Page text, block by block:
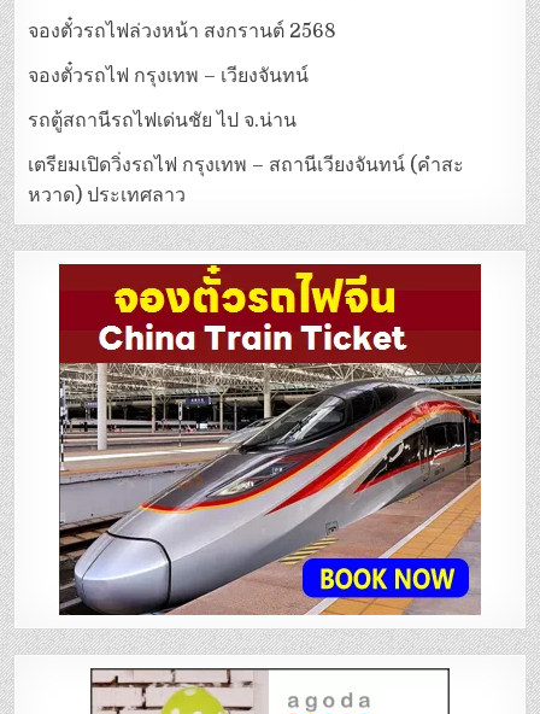
จองตั๋วรถไฟล่วงหน้า สงกรานต์ 2568
จองตั๋วรถไฟ กรุงเทพ – เวียงจันทน์
รถตู้สถานีรถไฟเด่นชัย ไป จ.น่าน
เตรียมเปิดวิ่งรถไฟ กรุงเทพ – สถานีเวียงจันทน์ (คำสะ
หวาด) ประเทศลาว